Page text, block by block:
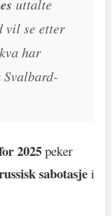
uttalte
vil se etter
har
2025 peker
sabotasje i